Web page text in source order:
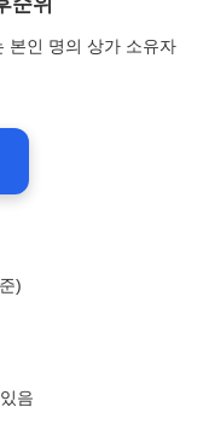
본인 명의 상가 소유자
)
음